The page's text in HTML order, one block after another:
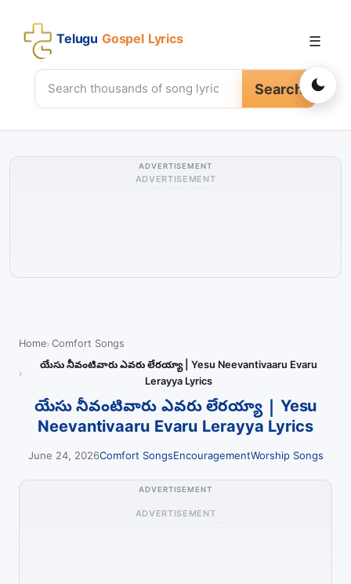
Telugu Gospel Lyrics
Search
☰
ADVERTISEMENT
ADVERTISEMENT
Home Comfort Songs
యేసు నీవంటివారు ఎవరు లేరయ్యా | Yesu Neevantivaaru Evaru
Lerayya Lyrics
యేసు నీవంటివారు ఎవరు లేరయ్యా | Yesu
Neevantivaaru Evaru Lerayya Lyrics
June 24, 2026Comfort SongsEncouragementWorship Songs
ADVERTISEMENT
ADVERTISEMENT